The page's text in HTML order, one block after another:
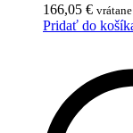
166,05 €
Pridať do